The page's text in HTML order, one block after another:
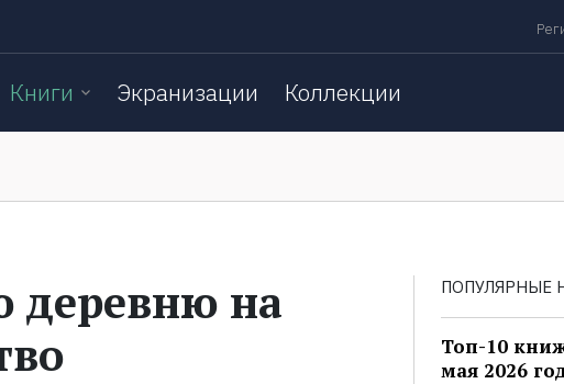
Книги Экранизации Коллекции
деревню на
ПОПУЛЯРНЫЕ
Топ-10
мая 2026